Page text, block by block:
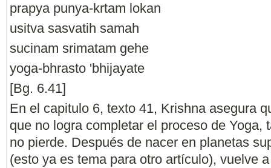
prapya punya-krtam lokan
usitva sasvatih samah
sucinam srimatam gehe
yoga-bhrasto 'bhijayate
[Bg. 6.41]
En el capitulo 6, texto 41, Krishna asegura
que no logra completar el proceso de Yoga,
no pierde. Después de nacer en planetas
(esto ya es tema para otro artículo), vuelve